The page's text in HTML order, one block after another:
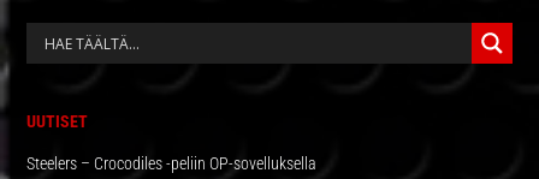
ENSISIJAINEN
UUTISET
Steelers – Crocodiles -peliin OP-sovelluksella